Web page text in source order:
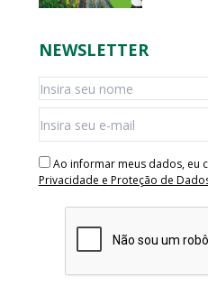
NEWSLETTER
Ao informar meus dados, eu
Privacidade e Proteção de